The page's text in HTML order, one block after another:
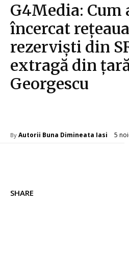
G4Media: Cum
încercat
rezerviști din
extragă din
Georgescu
By Autorii Buna Dimineata Iasi 5
SHARE